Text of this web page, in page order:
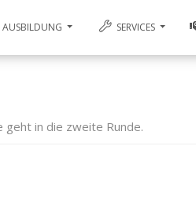
AUSBILDUNG SERVICES
in die zweite Runde.